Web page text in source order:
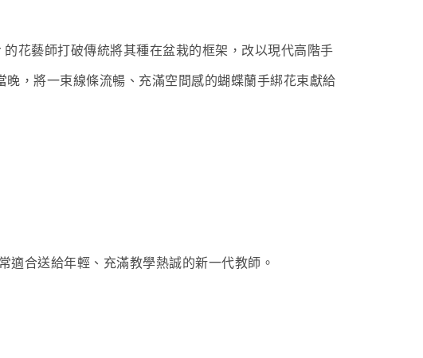
花藝師打破傳統將其種在盆栽的框架，改以現代高階手
，將一束線條流暢、充滿空間感的蝴蝶蘭手綁花束獻給
適合送給年輕、充滿教學熱誠的新一代教師。